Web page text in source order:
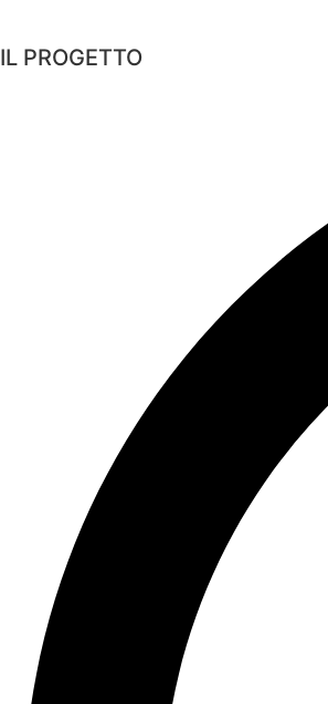
IL PROGETTO